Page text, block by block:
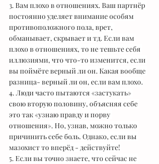
3. Вам плохо в отношениях. Ваш партнёр
постоянно уделяет внимание особям
противоположного пола, врет,
обманывает, скрывает и тд. Если вам
плохо в отношениях, то не тешьте себя
иллюзиями, что что-то изменится, если
вы поймёте верный ли он. Какая вообще
разница- верный ли он, если вам плохо.
4. Люди часто пытаются «застукать»
свою вторую половину, объясняя себе
это так «узнаю правду и порву
отношения». Но, узнав, можно только
причинить себе боль. Однако, если вы
мазохист то вперёд - действуйте!
5. Если вы точно знаете, что сейчас не